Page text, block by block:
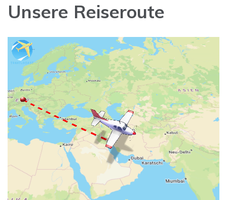
Unsere Reiseroute